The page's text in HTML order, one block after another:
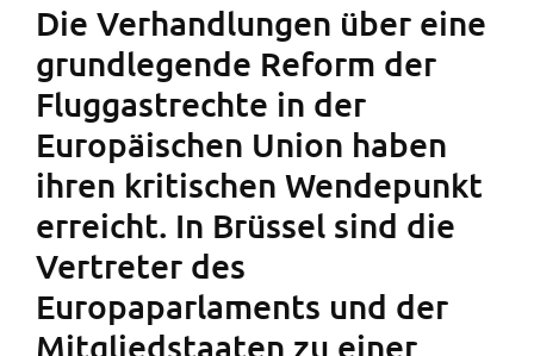
Die Verhandlungen über eine
grundlegende Reform der
Fluggastrechte in der
Europäischen Union haben
ihren kritischen Wendepunkt
erreicht. In Brüssel sind die
Vertreter des
Europaparlaments und der
Mitgliedstaaten zu einer